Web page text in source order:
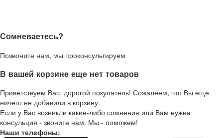
Сомневаетесь?
Позвоните нам, мы проконсультируем
В вашей корзине еще нет товаров
Приветствуем Вас, дорогой покупатель! Сожалеем, что Вы еще
ничего не добавили в корзину.
Если у Вас возникли какие-либо сомнения или Вам нужна
консульция - звоните нам. Мы - поможем!
Наши телефоны: